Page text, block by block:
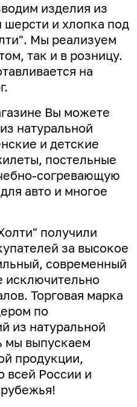
изделия из
шерсти и хлопка под
Мы реализуем
так и в розницу.
на
Вы можете
натуральной
и детские
постельные
согревающую
авто и многое
получили
за высокое
современный
исключительно
Торговая марка
по
из натуральной
мы выпускаем
продукции,
всей России и